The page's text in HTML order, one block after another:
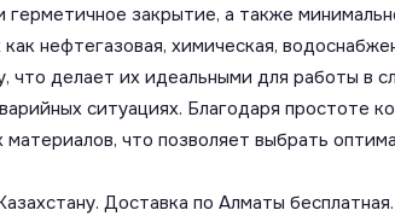
закрытие, а также
нефтегазовая, химическая,
делает их идеальными для работы в
ситуациях. Благодаря простоте
что позволяет выбрать
Доставка по Алматы